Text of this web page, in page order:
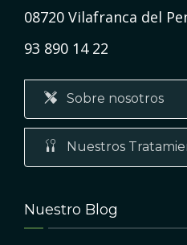
08720 Vilafranca del
93 890 14 22
Sobre nosotros
Nuestros
Nuestro Blog